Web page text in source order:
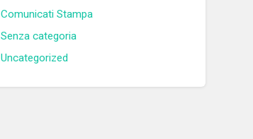
Comunicati Stampa
Senza categoria
Uncategorized